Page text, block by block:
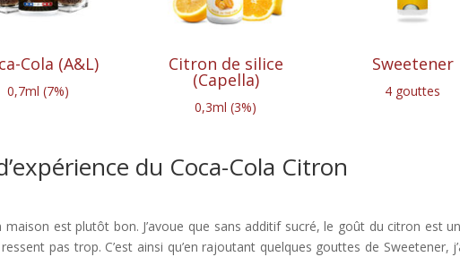
Cola (A&L)
0,7ml (7%)
Citron de silice
(Capella)
0,3ml (3%)
Sweetener
4 gouttes
du Coca-Cola Citron
est plutôt bon. J’avoue que sans additif sucré, le goût du citron est
pas trop. C’est ainsi qu’en rajoutant quelques gouttes de Sweetener,